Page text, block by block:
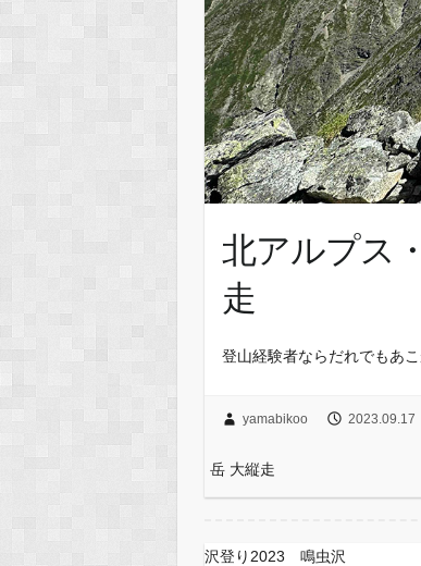
北アルプス
走
登山経験者ならだれでもあ
yamabikoo 2023.09.17
岳 大縦走
沢登り2023 鳴虫沢